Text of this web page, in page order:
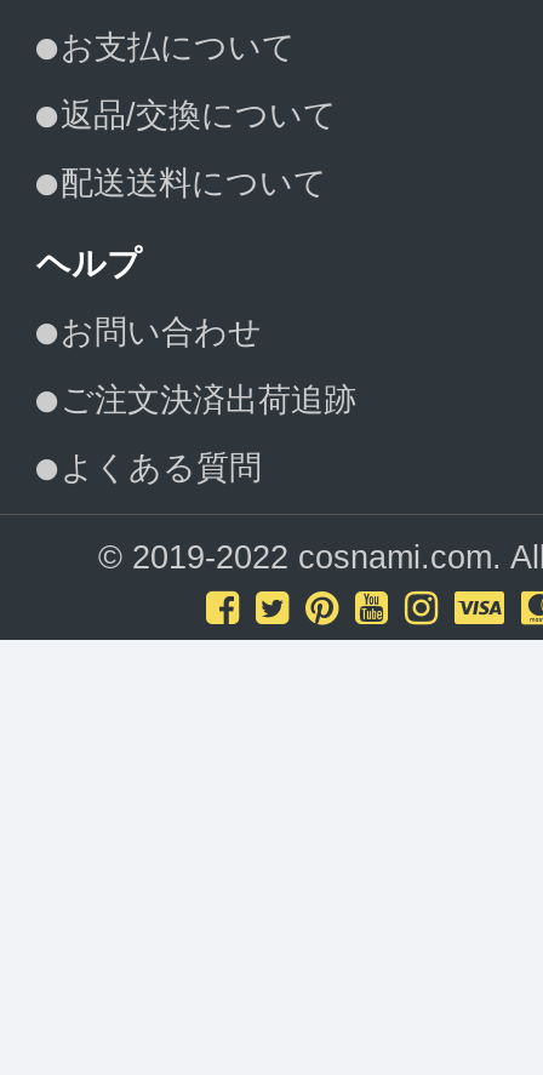
お支払について
返品/交換について
配送送料について
ヘルプ
お問い合わせ
ご注文決済出荷追跡
よくある質問
© 2019-2022 cosnami.com.